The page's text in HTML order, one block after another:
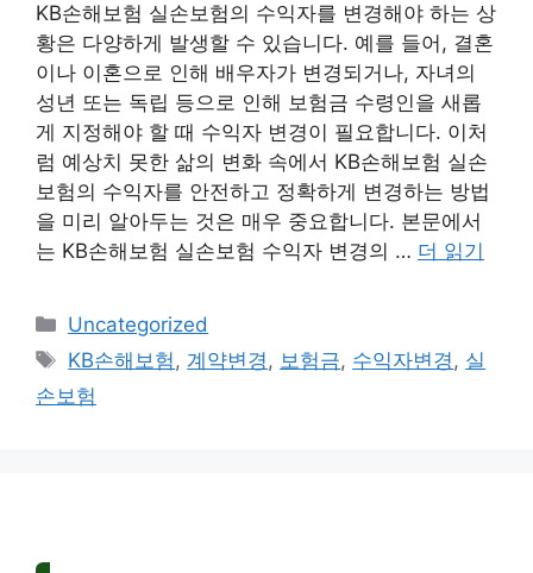
KB손해보험 실손보험의 수익자를 변경해야 하는 상
황은 다양하게 발생할 수 있습니다. 예를 들어, 결혼
이나 이혼으로 인해 배우자가 변경되거나, 자녀의
성년 또는 독립 등으로 인해 보험금 수령인을 새롭
게 지정해야 할 때 수익자 변경이 필요합니다. 이처
럼 예상치 못한 삶의 변화 속에서 KB손해보험 실손
보험의 수익자를 안전하고 정확하게 변경하는 방법
을 미리 알아두는 것은 매우 중요합니다. 본문에서
는 KB손해보험 실손보험 수익자 변경의 … 더 읽기
카
테
리
Uncategorized
태
그
KB손해보험, 계약변경, 보험금, 수익자변경, 실
손보험